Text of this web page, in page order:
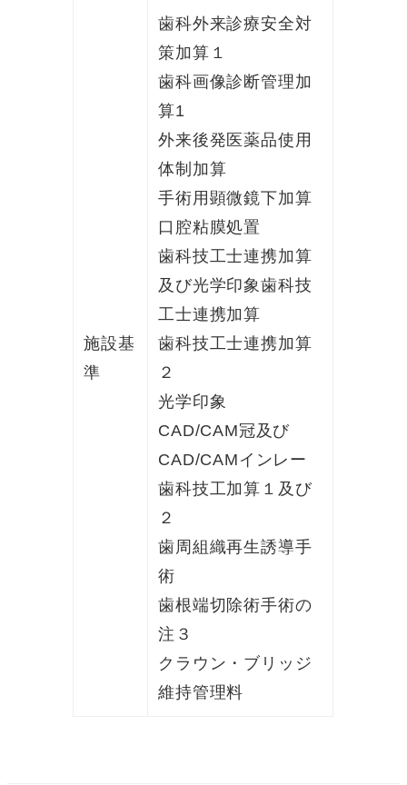
施設基
準
歯科外来診療安全対
策加算１
歯科画像診断管理加
算1
外来後発医薬品使用
体制加算
手術用顕微鏡下加算
口腔粘膜処置
歯科技工士連携加算
及び光学印象歯科技
工士連携加算
歯科技工士連携加算
２
光学印象
CAD/CAM冠及び
CAD/CAMインレー
歯科技工加算１及び
２
歯周組織再生誘導手
術
歯根端切除術手術の
注３
クラウン・ブリッジ
維持管理料